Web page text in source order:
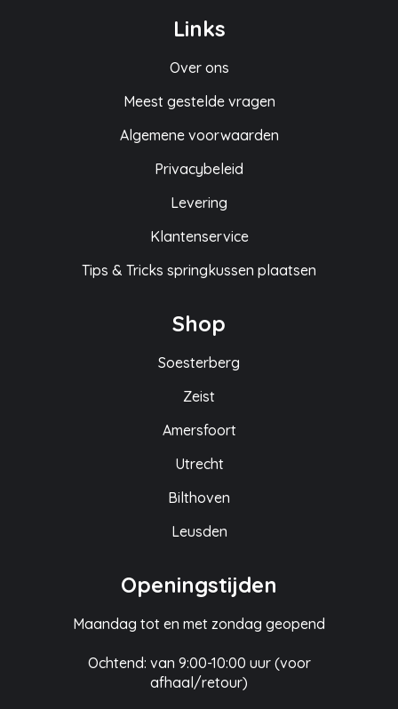
Links
Over ons
Meest gestelde vragen
Algemene voorwaarden
Privacybeleid
Levering
Klantenservice
Tips & Tricks springkussen plaatsen
Shop
Soesterberg
Zeist
Amersfoort
Utrecht
Bilthoven
Leusden
Openingstijden
Maandag tot en met zondag geopend
Ochtend: van 9:00-10:00 uur (voor
afhaal/retour)